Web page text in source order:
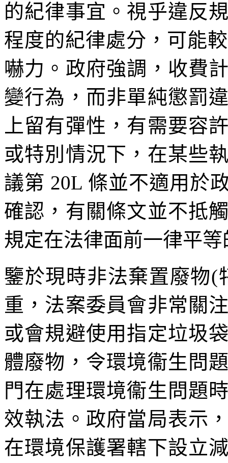
的紀律事宜。視乎違反
程度的紀律處分，可能
嚇力。政府強調，收費
變行為，而非單純懲罰
上留有彈性，有需要容
或特別情況下，在某些
議第 20L 條並不適用於
確認，有關條文並不抵
規定在法律面前一律平
鑒於現時非法棄置廢物(
重，法案委員會非常關
或會規避使用指定垃圾
體廢物，令環境衞生問
門在處理環境衞生問題
效執法。政府當局表示
在環境保護署轄下設立